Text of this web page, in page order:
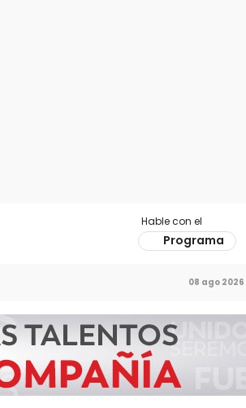
Hable con el
Programa
08 ago 2026